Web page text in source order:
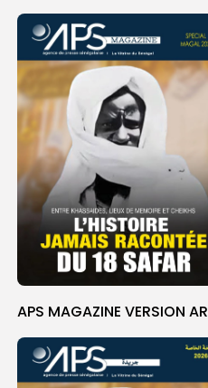
APS MAGAZINE VERSION AR